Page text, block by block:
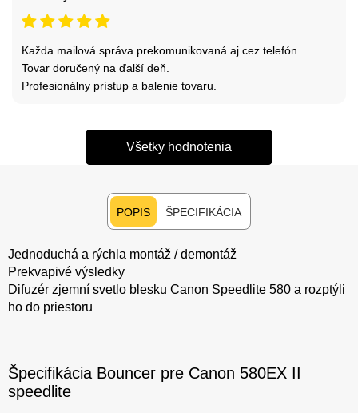
Každa mailová správa prekomunikovaná aj cez telefón.
Tovar doručený na ďalší deň.
Profesionálny prístup a balenie tovaru.
Všetky hodnotenia
POPIS ŠPECIFIKÁCIA
Jednoduchá a rýchla montáž / demontáž
Prekvapivé výsledky
Difuzér zjemní svetlo blesku Canon Speedlite 580 a rozptýli
ho do priestoru
Špecifikácia Bouncer pre Canon 580EX II
speedlite